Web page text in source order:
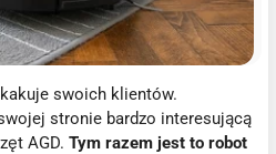
swoich klientów.
stronie bardzo interesującą
AGD.Tym razem jest to robot